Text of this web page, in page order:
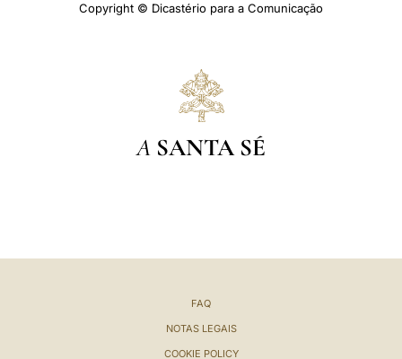
Copyright © Dicastério para a Comunicação
A SANTA SÉ
FAQ
NOTAS LEGAIS
COOKIE POLICY